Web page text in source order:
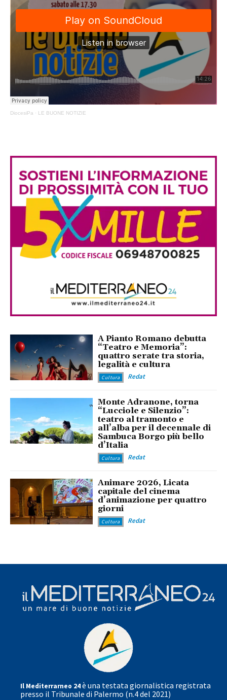
DiocesiPa · LE BUONE NOTIZIE
A Pianto Romano debutta
“Teatro e Memoria”:
quattro serate tra storia,
legalità e cultura
Cultura Redat
Monte Adranone, torna
“Lucciole e Silenzio”:
teatro al tramonto e
all’alba per il decennale di
Sambuca Borgo più bello
d’Italia
Cultura Redat
Animare 2026, Licata
capitale del cinema
d’animazione per quattro
giorni
Cultura Redat
Il Mediterrarneo 24è una testata giornalistica registrata
presso il Tribunale di Palermo (n.4 del 2021)